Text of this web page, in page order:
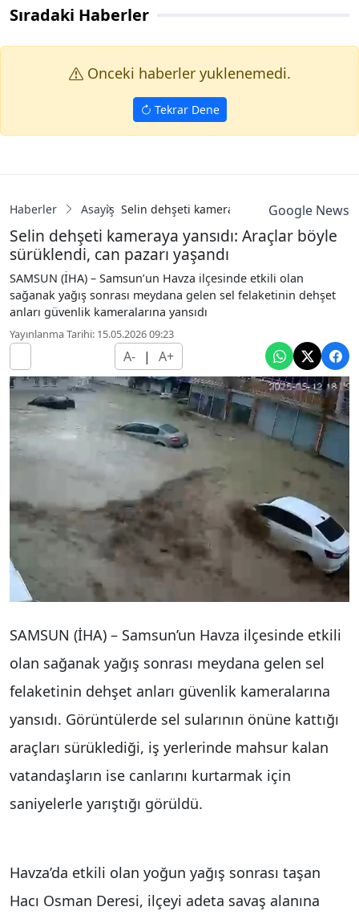
Sıradaki Haberler
Onceki haberler yuklenemedi.
Tekrar Dene
Haberler Asayiş Selin dehşeti kameraya yansıdı: Araçlar
Google News
Selin dehşeti kameraya yansıdı: Araçlar böyle
sürüklendi, can pazarı yaşandı
SAMSUN (İHA) – Samsun’un Havza ilçesinde etkili olan
sağanak yağış sonrası meydana gelen sel felaketinin dehşet
anları güvenlik kameralarına yansıdı
Yayınlanma Tarihi: 15.05.2026 09:23
A- | A+
SAMSUN (İHA) – Samsun’un Havza ilçesinde etkili
olan sağanak yağış sonrası meydana gelen sel
felaketinin dehşet anları güvenlik kameralarına
yansıdı. Görüntülerde sel sularının önüne kattığı
araçları sürüklediği, iş yerlerinde mahsur kalan
vatandaşların ise canlarını kurtarmak için
saniyelerle yarıştığı görüldü.
Havza’da etkili olan yoğun yağış sonrası taşan
Hacı Osman Deresi, ilçeyi adeta savaş alanına